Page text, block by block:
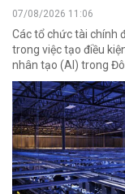
07/08/2026 11:06
Các tổ chức tài chính
trong việc tạo điều
nhân tạo (AI) trong